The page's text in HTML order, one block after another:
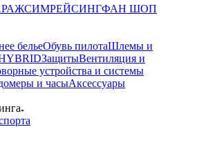
СИМРЕЙСИНГФАН ШОП
бельеОбувь пилотаШлемы и
ЗащитыВентиляция и
устройства и системы
и часыАксессуары